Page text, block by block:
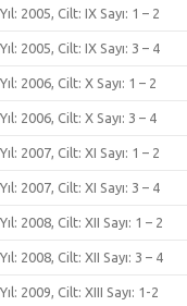
Yıl: 2005, Cilt: IX Sayı: 1 – 2
Yıl: 2005, Cilt: IX Sayı: 3 – 4
Yıl: 2006, Cilt: X Sayı: 1 – 2
Yıl: 2006, Cilt: X Sayı: 3 – 4
Yıl: 2007, Cilt: XI Sayı: 1 – 2
Yıl: 2007, Cilt: XI Sayı: 3 – 4
Yıl: 2008, Cilt: XII Sayı: 1 – 2
Yıl: 2008, Cilt: XII Sayı: 3 – 4
Yıl: 2009, Cilt: XIII Sayı: 1-2